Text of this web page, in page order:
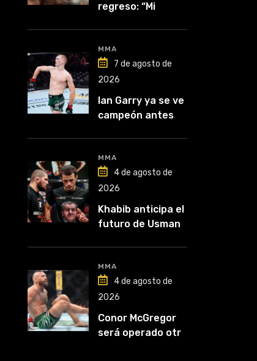
regreso: “Mi
MMA
7 de agosto de
2026
Ian Garry ya se ve
campeón antes
MMA
4 de agosto de
2026
Khabib anticipa el
futuro de Usman
liga competirá”
MMA
4 de agosto de
2026
Conor McGregor
será operado otra